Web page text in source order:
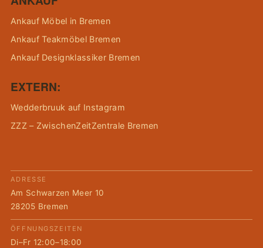
Ankauf Möbel in Bremen
Ankauf Teakmöbel Bremen
Ankauf Designklassiker Bremen
EXTERN:
Wedderbruuk auf Instagram
ZZZ – ZwischenZeitZentrale Bremen
ADRESSE
Am Schwarzen Meer 10
28205 Bremen
ÖFFNUNGSZEITEN
Di–Fr 12:00–18:00